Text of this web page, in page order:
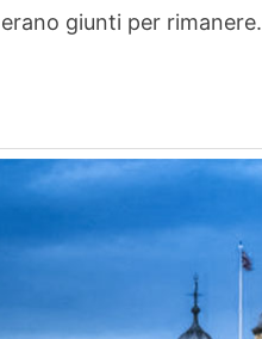
giunti per rimanere.